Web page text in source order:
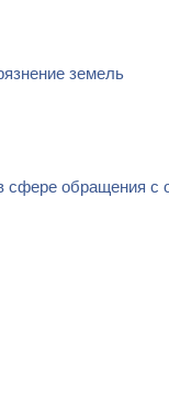
земель
сфере обращения с